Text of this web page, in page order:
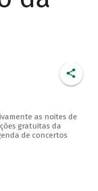
as noites de
gratuitas da
de concertos